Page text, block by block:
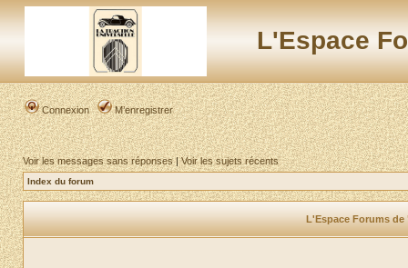
L'Espace
Connexion M’enregistrer
Voir les messages sans réponses|Voir les sujets récents
Index du forum
L'Espace Forums